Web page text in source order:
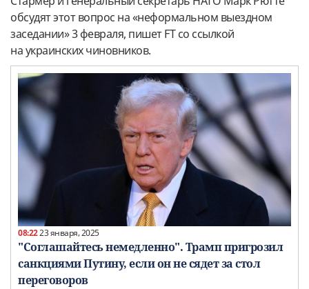
обсудят этот вопрос на «неформальном выездном
заседании» 3 февраля, пишет FT со ссылкой
на украинских чиновников.
08:2223 января, 2025
"Соглашайтесь немедленно". Трамп пригрозил
санкциями Путину, если он не сядет за стол
переговоров